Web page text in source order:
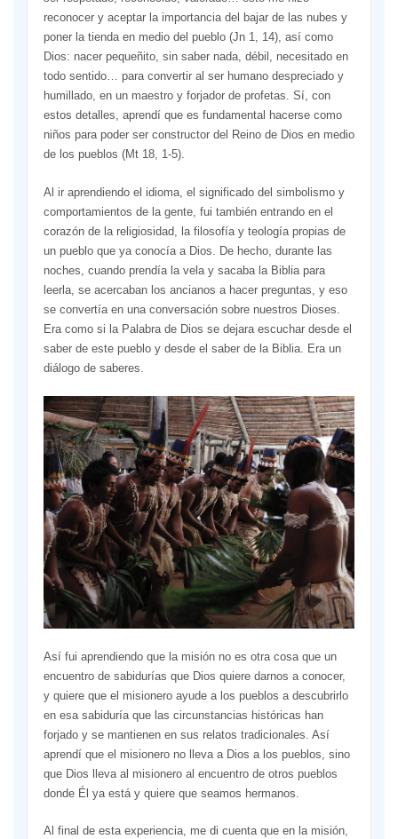
reconocer y aceptar la importancia del bajar de las nubes y
poner la tienda en medio del pueblo (Jn 1, 14), así como
Dios: nacer pequeñito, sin saber nada, débil, necesitado en
todo sentido… para convertir al ser humano despreciado y
humillado, en un maestro y forjador de profetas. Sí, con
estos detalles, aprendí que es fundamental hacerse como
niños para poder ser constructor del Reino de Dios en medio
de los pueblos (Mt 18, 1-5).
Al ir aprendiendo el idioma, el significado del simbolismo y
comportamientos de la gente, fui también entrando en el
corazón de la religiosidad, la filosofía y teología propias de
un pueblo que ya conocía a Dios. De hecho, durante las
noches, cuando prendía la vela y sacaba la Biblia para
leerla, se acercaban los ancianos a hacer preguntas, y eso
se convertía en una conversación sobre nuestros Dioses.
Era como si la Palabra de Dios se dejara escuchar desde el
saber de este pueblo y desde el saber de la Biblia. Era un
diálogo de saberes.
Así fui aprendiendo que la misión no es otra cosa que un
encuentro de sabidurías que Dios quiere darnos a conocer,
y quiere que el misionero ayude a los pueblos a descubrirlo
en esa sabiduría que las circunstancias históricas han
forjado y se mantienen en sus relatos tradicionales. Así
aprendí que el misionero no lleva a Dios a los pueblos, sino
que Dios lleva al misionero al encuentro de otros pueblos
donde Él ya está y quiere que seamos hermanos.
Al final de esta experiencia, me di cuenta que en la misión,